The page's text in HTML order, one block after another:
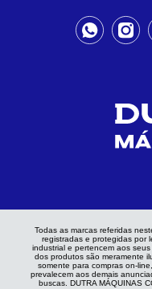
Todas as marcas referidas
registradas e protegidas por
industrial e pertencem aos
dos produtos são meramente
somente para compras on-
prevalecem aos demais
buscas. DUTRA MÁQUINAS